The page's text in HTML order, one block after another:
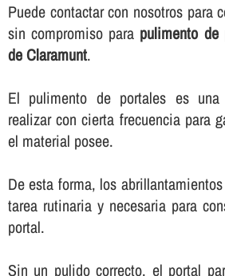
Puede contactar con nosotros para
sin compromiso para pulimento de
de Claramunt.
El pulimento de portales es
realizar con cierta frecuencia para
el material posee.
De esta forma, los
tarea rutinaria y necesaria para
portal.
Sin un pulido correcto, el portal